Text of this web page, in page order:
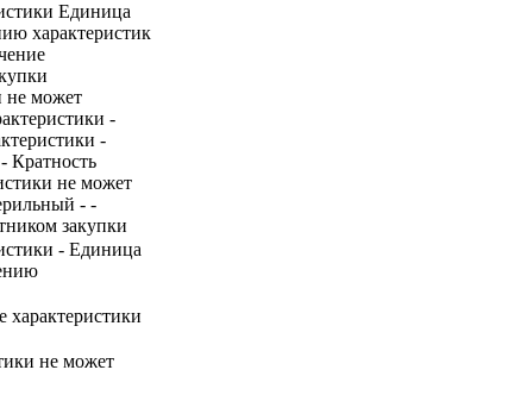
Единица
характеристик
не может
-
-
Кратность
не может
- -
закупки
- Единица
характеристики
не может